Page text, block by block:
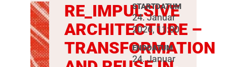
RE_IMPULSIVE
ARCHITECTURE –
TRANSFORMATION
STARTDATUM
24. Januar
2026, 11:00
ENDDATUM
24. Januar